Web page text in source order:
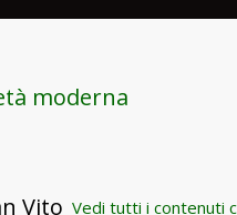
moderna
Vito Vedi tutti i contenuti